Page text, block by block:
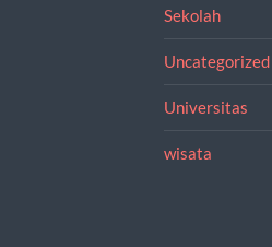
Sekolah
Uncategorized
Universitas
wisata